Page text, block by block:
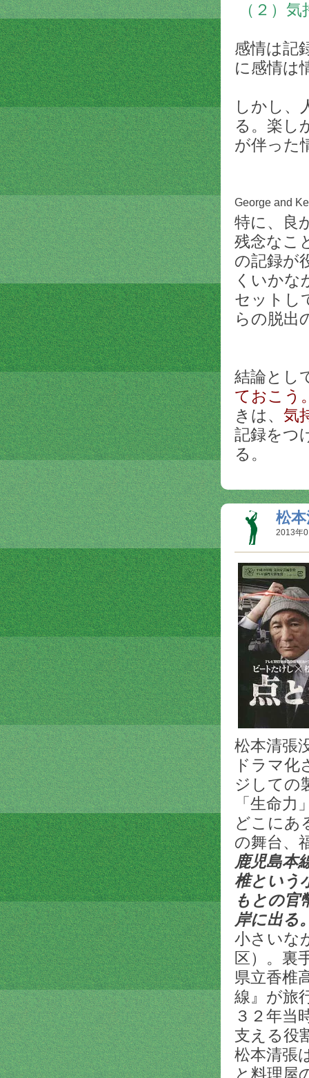
（２）
感情は記
に感情は
しかし、
る。楽し
が伴った
George and
特に、良
残念なこ
の記録が
くいかな
セットし
らの脱出
結論とし
ておこう
きは、 気
記録をつ
る。
松
2013年
松本清張
ドラマ
ジしての
「生命
どこにあ
の舞台、
鹿児島本
椎という
もとの官
岸に出
小さいな
区）。裏
県立香椎
線』が旅
３２年当
支える役
松本清張
と料理屋